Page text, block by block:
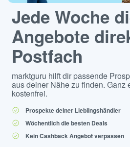
Jede Woche
Angebote
Postfach
marktguru hilft dir passende
aus deiner Nähe zu finden. Ganz
kostenfrei.
Prospekte deiner Lieblingshändler
Wöchentlich die besten Deals
Kein Cashback Angebot verpassen